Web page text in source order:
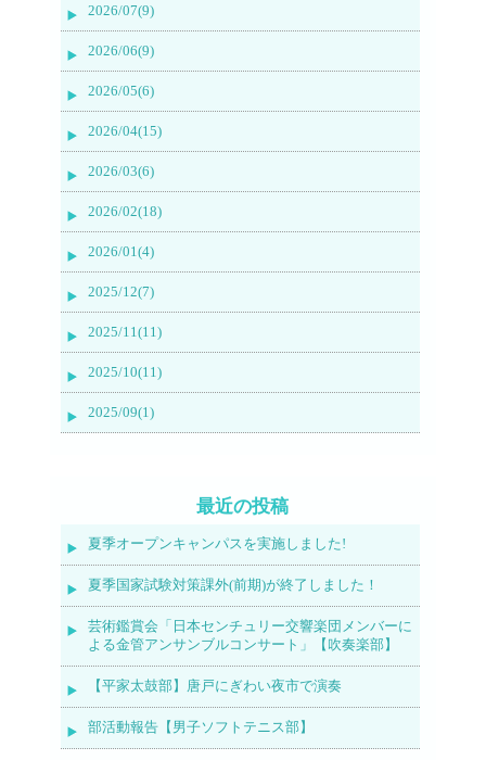
2026/07(9)
2026/06(9)
2026/05(6)
2026/04(15)
2026/03(6)
2026/02(18)
2026/01(4)
2025/12(7)
2025/11(11)
2025/10(11)
2025/09(1)
最近の投稿
夏季オープンキャンパスを実施しました!
夏季国家試験対策課外(前期)が終了しました！
芸術鑑賞会「日本センチュリー交響楽団メンバーに
よる金管アンサンブルコンサート」【吹奏楽部】
【平家太鼓部】唐戸にぎわい夜市で演奏
部活動報告【男子ソフトテニス部】